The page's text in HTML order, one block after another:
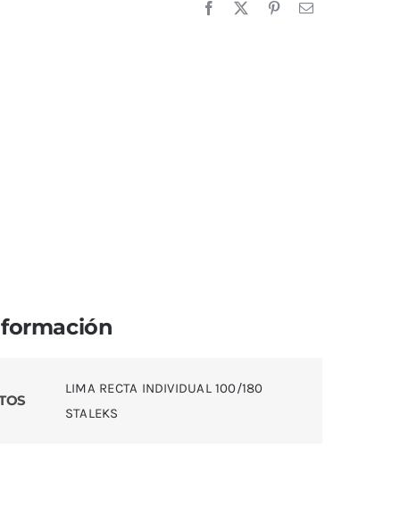
LIMA RECTA INDIVIDUAL 100/180
STALEKS